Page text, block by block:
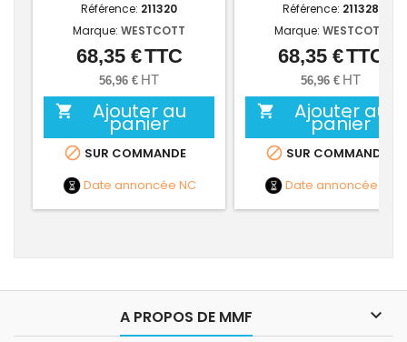
Référence: 211320
Marque: WESTCOTT
Prix
68,35 €TTC
56,96 € HT
 Ajouter au
panier
 SUR COMMANDE
Date annoncée NC
Référence: 211328
Marque: WESTCOTT
Prix
68,35 €TTC
56,96 € HT
 Ajouter au
panier
 SUR COMMANDE
Date annoncée
A PROPOS DE MMF 